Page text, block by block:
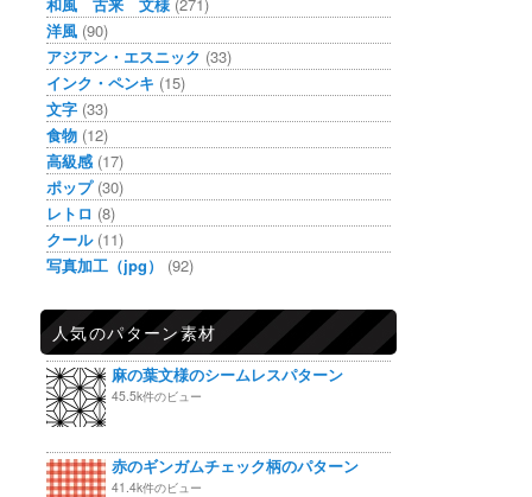
和風 古来 文様 (271)
洋風 (90)
アジアン・エスニック (33)
インク・ペンキ (15)
文字 (33)
食物 (12)
高級感 (17)
ポップ(30)
レトロ (8)
クール(11)
写真加工（jpg）
(92)
人気のパターン素材
麻の葉文様のシームレスパターン
45.5k件のビュー
赤のギンガムチェック柄のパターン
41.4k件のビュー